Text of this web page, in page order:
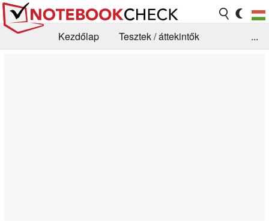
Kezdőlap
Tesztek / áttekintők
...